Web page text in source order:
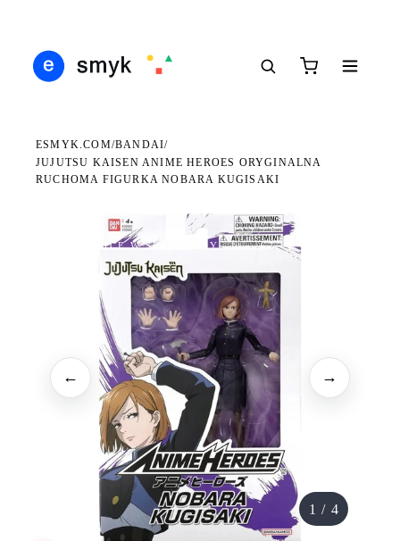
ESMYK.COM/BANDAI/
JUJUTSU KAISEN ANIME HEROES ORYGINALNA
RUCHOMA FIGURKA NOBARA KUGISAKI
WKRÓTCE W SPRZEDAŻY
← →
1 / 4